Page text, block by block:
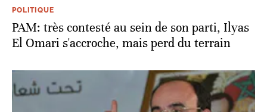
POLITIQUE
PAM: très contesté au sein de son parti, Ilyas
El Omari s'accroche, mais perd du terrain